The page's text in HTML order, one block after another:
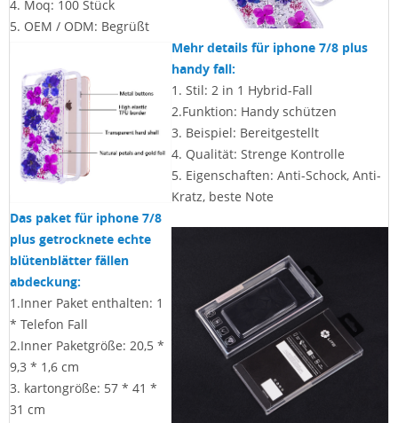
4. Moq: 100 Stück
5. OEM / ODM: Begrüßt
Mehr details für iphone 7/8 plus
handy fall:
1. Stil: 2 in 1 Hybrid-Fall
2.Funktion: Handy schützen
3. Beispiel: Bereitgestellt
4. Qualität: Strenge Kontrolle
5. Eigenschaften: Anti-Schock, Anti-
Kratz, beste Note
Das paket für iphone 7/8
plus getrocknete echte
blütenblätter fällen
abdeckung:
1.Inner Paket enthalten: 1
* Telefon Fall
2.Inner Paketgröße: 20,5 *
9,3 * 1,6 cm
3. kartongröße: 57 * 41 *
31 cm